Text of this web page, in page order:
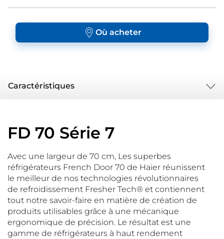
Où acheter
Caractéristiques
FD 70 Série 7
Avec une largeur de 70 cm, Les superbes
réfrigérateurs French Door 70 de Haier réunissent
le meilleur de nos technologies révolutionnaires
de refroidissement Fresher Tech® et contiennent
tout notre savoir-faire en matière de création de
produits utilisables grâce à une mécanique
ergonomique de précision. Le résultat est une
gamme de réfrigérateurs à haut rendement